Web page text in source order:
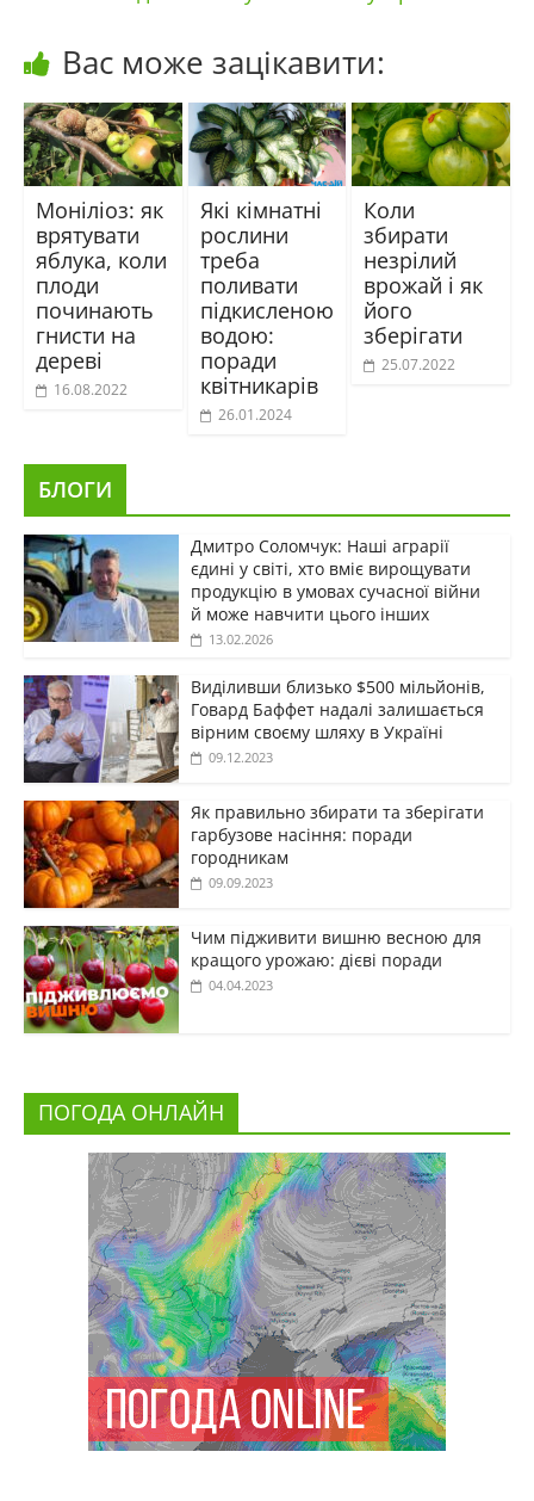
Вас може зацікавити:
Моніліоз: як
врятувати
яблука, коли
плоди
починають
гнисти на
дереві
16.08.2022
Які кімнатні
рослини
треба
поливати
підкисленою
водою:
поради
квітникарів
26.01.2024
Коли
збирати
незрілий
врожай і як
його
зберігати
25.07.2022
БЛОГИ
Дмитро Соломчук: Наші аграрії
єдині у світі, хто вміє вирощувати
продукцію в умовах сучасної війни
й може навчити цього інших
13.02.2026
Виділивши близько $500 мільйонів,
Говард Баффет надалі залишається
вірним своєму шляху в Україні
09.12.2023
Як правильно збирати та зберігати
гарбузове насіння: поради
городникам
09.09.2023
Чим підживити вишню весною для
кращого урожаю: дієві поради
04.04.2023
ПОГОДА ОНЛАЙН